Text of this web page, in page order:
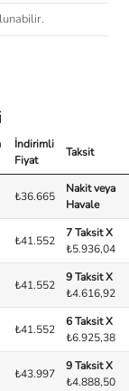
İndirimli
Fiyat
Taksit
₺36.665
Nakit veya
Havale
₺41.552
7 Taksit X
₺5.936,04
₺41.552
9 Taksit X
₺4.616,92
₺41.552
6 Taksit X
₺6.925,38
₺43.997
9 Taksit X
₺4.888,50